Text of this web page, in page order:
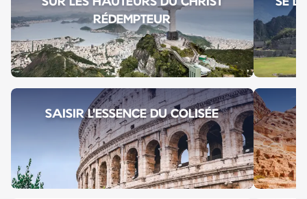
RÉDEMPTEUR
SAISIR L'ESSENCE DU COLISÉE